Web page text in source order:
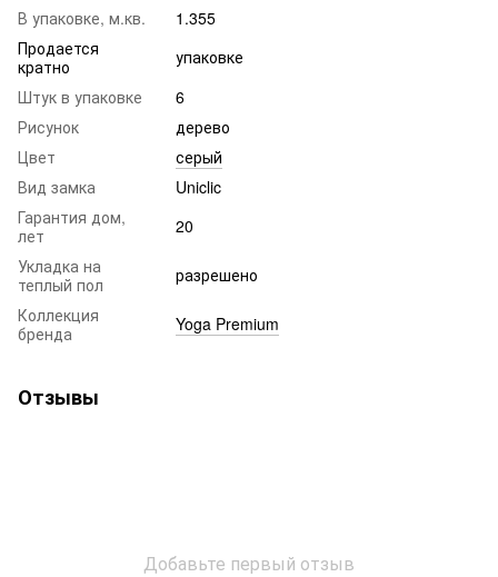
В упаковке, м.кв.
1.355
Продается
кратно
упаковке
Штук в упаковке
6
Рисунок
дерево
Цвет
серый
Вид замка
Uniclic
Гарантия дом,
лет
20
Укладка на
теплый пол
разрешено
Коллекция
бренда
Yoga Premium
Отзывы
Добавьте первый отзыв